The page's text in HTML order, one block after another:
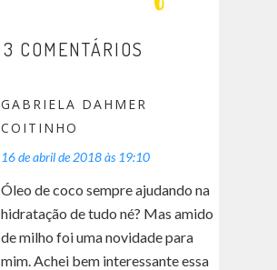
3 COMENTÁRIOS
GABRIELA DAHMER
COITINHO
16 de abril de 2018 às 19:10
Óleo de coco sempre ajudando na
hidratação de tudo né? Mas amido
de milho foi uma novidade para
mim. Achei bem interessante essa